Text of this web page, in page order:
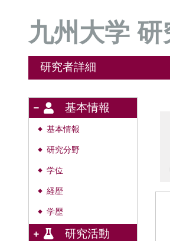
九州大学 研
研究者詳細
基本情報
◆ 基本情報
◆ 研究分野
◆ 学位
◆ 経歴
◆ 学歴
研究活動